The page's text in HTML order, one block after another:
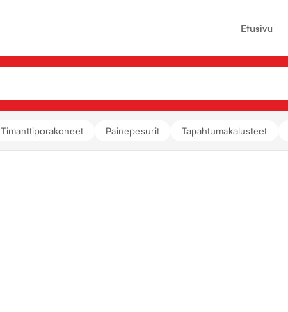
Etusivu
Timanttiporakoneet Painepesurit Tapahtumakalusteet